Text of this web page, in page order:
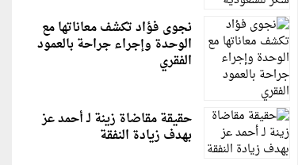
نجوى فؤاد تكشف معاناتها مع
الوحدة وإجراء جراحة بالعمود
الفقري
حقيقة مقاضاة زينة لـ أحمد عز
بهدف زيادة النفقة